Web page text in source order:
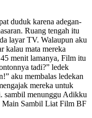
duduk karena adegan-
Ruang tengah itu
layar TV. Walaupun aku
kalau mata mereka
menit lamanya, Film itu
tadi?” ledek
aku membalas ledekan
mereka untuk
sambil menunggu Adikku
Main Sambil Liat Film BF